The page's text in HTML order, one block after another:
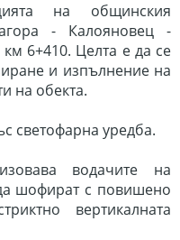
на общинския
- Калояновец -
6+410. Целта е да се
и изпълнение на
на обекта.
светофарна уредба.
водачите на
шофират с повишено
вертикалната